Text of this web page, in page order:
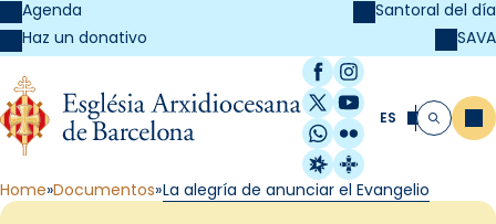
Agenda
Haz un donativo
Santoral del día
SAVA
Facebook
Instagram
X / Twitter
YouTube
WhatsApp
Flickr
Radio Estel
Catalunya
ES Buscar
Home Documentos La alegría de anunciar el Evangelio